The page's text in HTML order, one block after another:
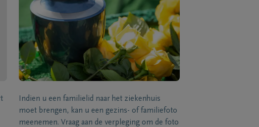
Indien u een familielid naar het ziekenhuis
moet brengen, kan u een gezins- of familiefoto
meenemen. Vraag aan de verpleging om de foto